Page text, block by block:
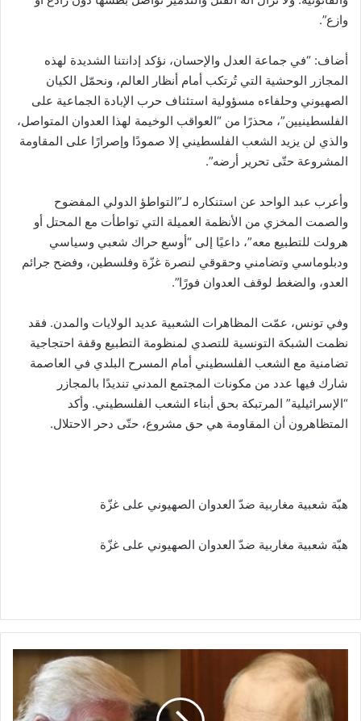
وازع”.
أضاف: “في جماعة العدل والإحسان، نؤكد إدانتنا الشديدة لهذه
المجازر الوحشية التي تُرتكب أمام أنظار العالم، ونحمّل الكيان
الصهيوني وحلفاءه مسؤولية استئناف حرب الإبادة الجماعية على
الفلسطينيين”، محذرًا من “العواقب الوخيمة لهذا العدوان المتواصل،
والذي لن يزيد الشعب الفلسطيني إلا صمودًا وإصرارًا على المقاومة
المشروعة حتّى تحرير أرضه”.
وأعرب عبد الواحد عن استنكاره لـ”التواطؤ الدولي المفضوح
والصمت المخزي من الأنظمة العميلة التي تواطأت مع المحتل أو
هرولت للتطبيع معه”، داعيًا إلى “أوسع حراك شعبي وسياسي
ودبلوماسي وتضامني وحقوقي لنصرة غزّة وفلسطين، وفضح جرائم
العدو، والضغط لوقف العدوان فورًا”.
وفي تونس، عمّت المظاهرات الشعبية عديد الولايات والمدن. فقد
نظمت الشبكة التونسية للتصدي لمنظومة التطبيع وقفة احتجاجية
تضامنية مع الشعب الفلسطيني أمام المسرح البلدي في العاصمة
شارك فيها عدد من مكونات المجتمع المدني تنديدًا بالمجازر
“الإسرائيلية” المرتبكة بحق أبناء الشعب الفلسطيني. وأكد
المتظاهرون أن المقاومة هي حق مشروع، حتّى دحر الاحتلال.
هبّة شعبية مغاربية ضدّ العدوان الصهيوني على غزّة
هبّة شعبية مغاربية ضدّ العدوان الصهيوني على غزّة